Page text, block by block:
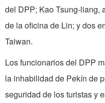
del DPP; Kao Tsung-liang,
de la oficina de Lin; y dos
Taiwan.
Los funcionarios del DPP
la inhabilidad de Pekín de
seguridad de los turistas y